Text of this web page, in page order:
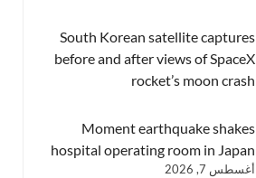
South Korean satellite captures
before and after views of SpaceX
rocket’s moon crash
Moment earthquake shakes
hospital operating room in Japan
أغسطس 7, 2026